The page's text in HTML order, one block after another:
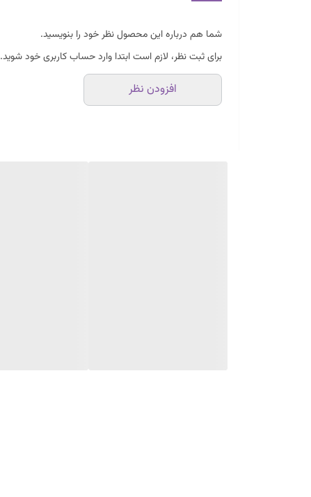
شما هم درباره این محصول نظر خود را بنویسید.
برای ثبت نظر، لازم است ابتدا وارد حساب کاربری خود شوید.
افزودن نظر